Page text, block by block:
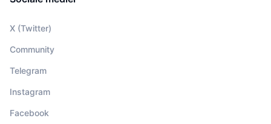
X (Twitter)
Community
Telegram
Instagram
Facebook